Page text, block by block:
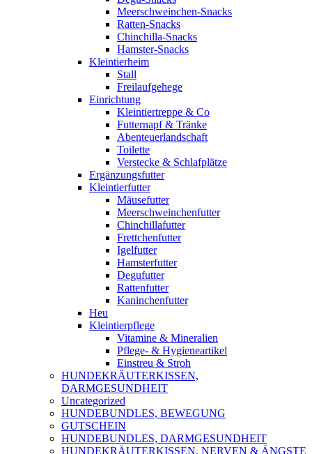
Meerschweinchen-Snacks
Ratten-Snacks
Chinchilla-Snacks
Hamster-Snacks
Kleintierheim
Stall
Freilaufgehege
Einrichtung
Kleintiertreppe & Co
Futternapf & Tränke
Abenteuerlandschaft
Toilette
Verstecke & Schlafplätze
Ergänzungsfutter
Kleintierfutter
Mäusefutter
Meerschweinchenfutter
Chinchillafutter
Frettchenfutter
Igelfutter
Hamsterfutter
Degufutter
Rattenfutter
Kaninchenfutter
Heu
Kleintierpflege
Vitamine & Mineralien
Pflege- & Hygieneartikel
Einstreu & Stroh
HUNDEKRÄUTERKISSEN,
DARMGESUNDHEIT
Uncategorized
HUNDEBUNDLES, BEWEGUNG
GUTSCHEIN
HUNDEBUNDLES, DARMGESUNDHEIT
HUNDEKRÄUTERKISSEN, NERVEN & ÄNGSTE